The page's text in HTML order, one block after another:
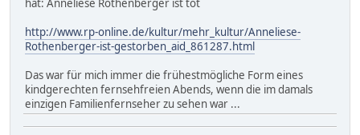
hat: Anneliese Rothenberger ist tot
http://www.rp-online.de/kultur/mehr_kultur/Anneliese-
Rothenberger-ist-gestorben_aid_861287.html
Das war für mich immer die frühestmögliche Form eines
kindgerechten fernsehfreien Abends, wenn die im damals
einzigen Familienfernseher zu sehen war ...